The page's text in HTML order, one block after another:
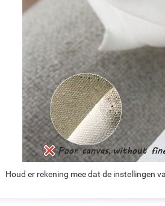
Houd er rekening mee dat de instellingen